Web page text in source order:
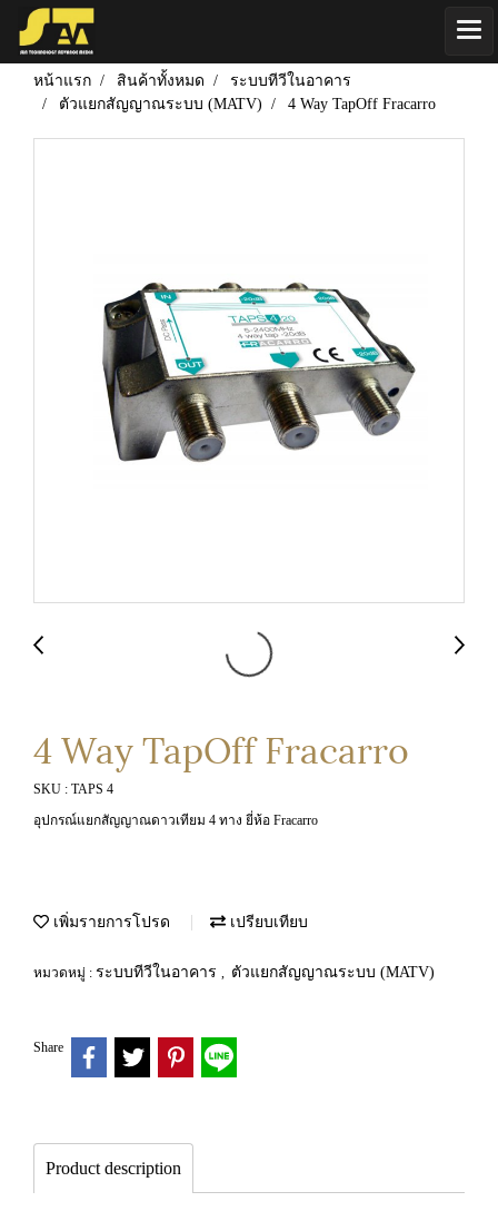
หน้าแรก สินค้าทั้งหมด
ระบบทีวีในอาคาร
ตัวแยกสัญญาณระบบ (MATV)
4 Way TapOff Fracarro
4 Way TapOff Fracarro
SKU : TAPS 4
อุปกรณ์แยกสัญญาณดาวเทียม 4 ทาง ยี่ห้อ Fracarro
เพิ่มรายการโปรด เปรียบเทียบ
หมวดหมู่ : ระบบทีวีในอาคาร , ตัวแยกสัญญาณระบบ (MATV)
Share
Product description